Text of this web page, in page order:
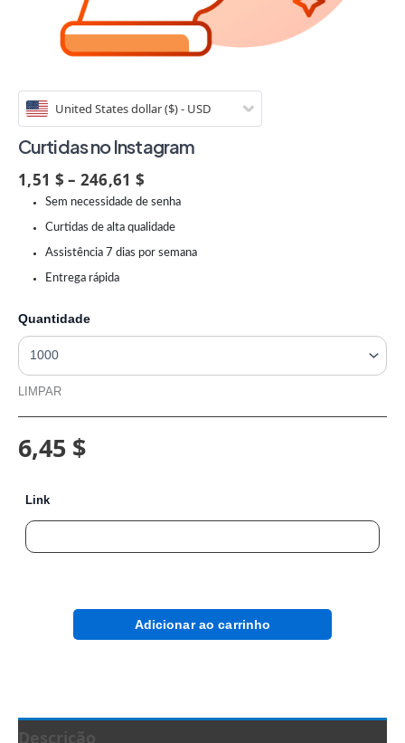
United States dollar ($) - USD
Curtidas no Instagram
1,51 $ – 246,61 $
Sem necessidade de senha
Curtidas de alta qualidade
Assistência 7 dias por semana
Entrega rápida
Quantidade
LIMPAR
6,45 $
Link
Adicionar ao carrinho
Descrição